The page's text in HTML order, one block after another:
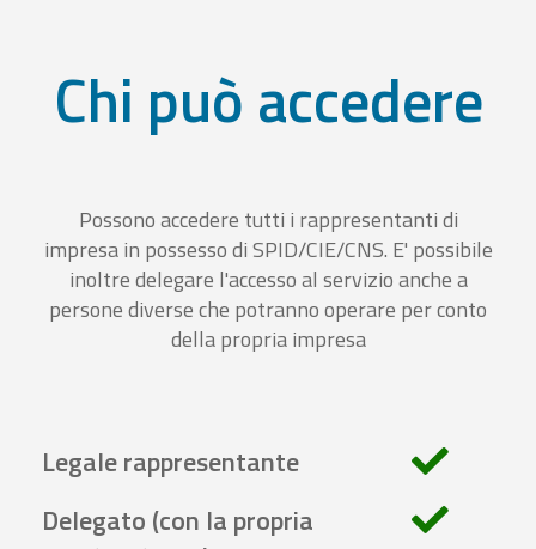
Chi può accedere
Possono accedere tutti i rappresentanti di
impresa in possesso di SPID/CIE/CNS. E' possibile
inoltre delegare l'accesso al servizio anche a
persone diverse che potranno operare per conto
della propria impresa
Legale rappresentante
Delegato (con la propria